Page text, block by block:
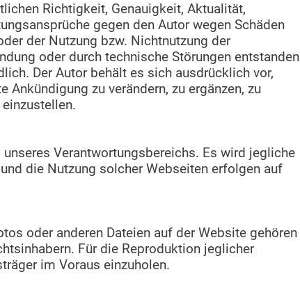
Richtigkeit, Genauigkeit, Aktualität,
gegen den Autor wegen Schäden
der Nutzung bzw. Nichtnutzung der
oder durch technische Störungen entstanden
Der Autor behält es sich ausdrücklich vor,
zu verändern, zu ergänzen, zu
Verantwortungsbereichs. Es wird jegliche
die Nutzung solcher Webseiten erfolgen auf
oder anderen Dateien auf der Website gehören
Für die Reproduktion jeglicher
im Voraus einzuholen.